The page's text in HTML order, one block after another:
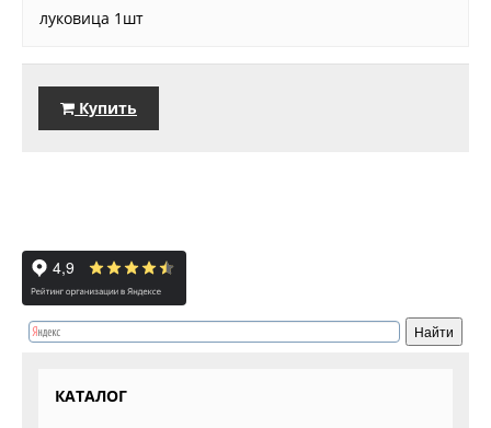
луковица 1шт
Купить
КАТАЛОГ